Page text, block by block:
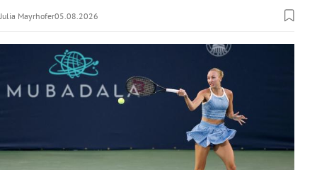
Julia Mayrhofer05.08.2026